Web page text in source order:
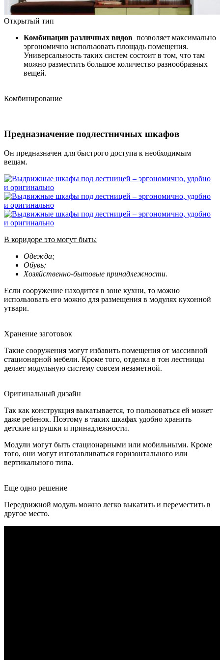
Открытый тип
Комбинации различных видов позволяет максимально
эргономично использовать площадь помещения.
Универсальность таких систем состоит в том, что там
можно разместить большое количество разнообразных
вещей.
Комбинирование
Предназначение подлестничных шкафов
Он предназначен для быстрого доступа к необходимым
вещам.
В коридоре это могут быть:
Одежда;
Обувь;
Хозяйственно-бытовые принадлежности.
Если сооружение находится в зоне кухни, то можно
использовать его можно для размещения в модулях кухонной
утвари.
Хранение заготовок
Такие сооружения могут избавить помещения от массивной
стационарной мебели. Кроме того, отделка в тон лестницы
делает модульную систему совсем незаметной.
Оригинальный дизайн
Так как конструкция выкатывается, то пользоваться ей может
даже ребенок. Поэтому в таких шкафах удобно хранить
детские игрушки и принадлежности.
Модули могут быть стационарными или мобильными. Кроме
того, они могут изготавливаться горизонтального или
вертикального типа.
Еще одно решение
Передвижной модуль можно легко выкатить и переместить в
другое место.